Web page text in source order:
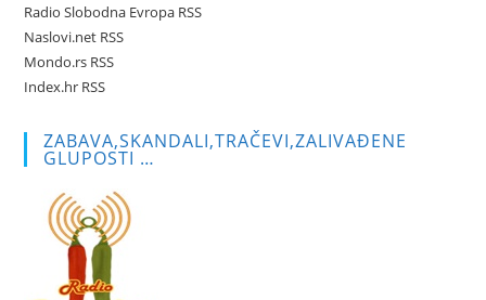
Radio Slobodna Evropa RSS
Naslovi.net RSS
Mondo.rs RSS
Index.hr RSS
ZABAVA,SKANDALI,TRAČEVI,ZALIVAĐENE
GLUPOSTI …